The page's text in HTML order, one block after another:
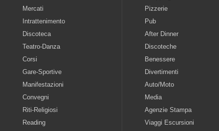
Mercati
Intrattenimento
Discoteca
Teatro-Danza
Corsi
Gare-Sportive
Manifestazioni
Convegni
Riti-Religiosi
Reading
Pizzerie
Pub
After Dinner
Discoteche
Benessere
Divertimenti
Auto/Moto
Media
Agenzie Stampa
Viaggi Escursioni